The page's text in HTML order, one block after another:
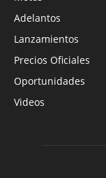
Adelantos
Lanzamientos
Precios Oficiales
Oportunidades
Videos